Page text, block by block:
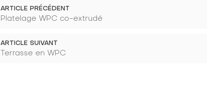
ARTICLE PRÉCÉDENT
Platelage WPC co-extrudé
ARTICLE SUIVANT
Terrasse en WPC